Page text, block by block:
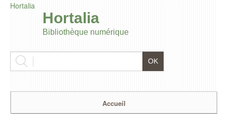
Hortalia
Hortalia
Bibliothèque numérique
Accueil